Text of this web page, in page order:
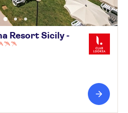
Resort Sicily -